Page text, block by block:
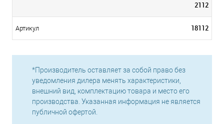
2112
Артикул 18112
*Производитель оставляет за собой право без
уведомления дилера менять характеристики,
внешний вид, комплектацию товара и место его
производства. Указанная информация не является
публичной офертой.